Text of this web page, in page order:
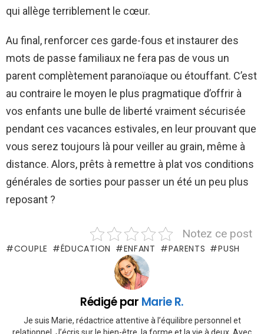
qui allège terriblement le cœur.
Au final, renforcer ces garde-fous et instaurer des
mots de passe familiaux ne fera pas de vous un
parent complètement paranoïaque ou étouffant. C’est
au contraire le moyen le plus pragmatique d’offrir à
vos enfants une bulle de liberté vraiment sécurisée
pendant ces vacances estivales, en leur prouvant que
vous serez toujours là pour veiller au grain, même à
distance. Alors, prêts à remettre à plat vos conditions
générales de sorties pour passer un été un peu plus
reposant ?
Notez ce post
COUPLE ÉDUCATION ENFANT PARENTS PUSH
Rédigé par Marie R.
Je suis Marie, rédactrice attentive à l’équilibre personnel et